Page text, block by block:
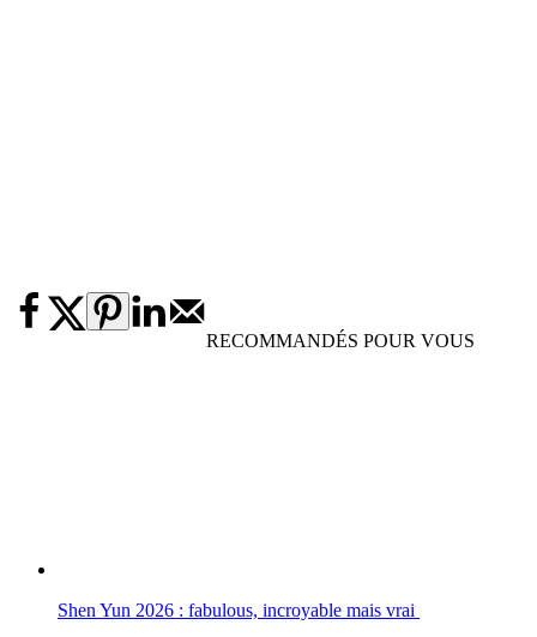
RECOMMANDÉS POUR VOUS
Shen Yun 2026 : fabulous, incroyable mais vrai